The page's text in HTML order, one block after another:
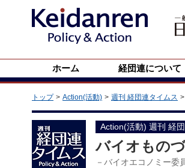
ホーム 経団連について
トップ Action(活動) 週刊 経団連タイムス
Action(活動) 週刊 経
バイオもの
－バイオエコノミー委